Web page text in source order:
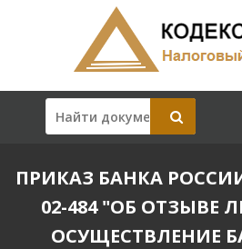
ПРИКАЗ БАНКА РОССИИ
02-484 "ОБ ОТЗЫВЕ
ОСУЩЕСТВЛЕНИЕ